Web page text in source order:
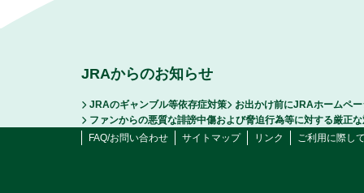
JRAからのお知らせ
JRAのギャンブル等依存症対策
お出かけ前にJRAホームペ
ファンからの悪質な誹謗中傷および脅迫行為等に対する厳正
FAQ/お問い合わせ
サイトマップ リンク ご利用に際し